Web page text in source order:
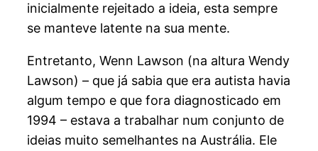
inicialmente rejeitado a ideia, esta sempre
se manteve latente na sua mente.
Entretanto, Wenn Lawson (na altura Wendy
Lawson) – que já sabia que era autista havia
algum tempo e que fora diagnosticado em
1994 – estava a trabalhar num conjunto de
ideias muito semelhantes na Austrália. Ele